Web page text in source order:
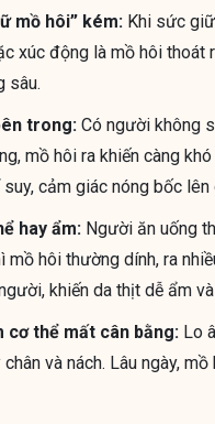
mồ hôi” kém: Khi sức
xúc động là mồ hôi thoát
sâu.
trong: Có người không
mồ hôi ra khiến càng
cảm giác nóng bốc
hay ẩm: Người ăn uống
mồ hôi thường dính, ra
khiến da thịt dễ ẩm
thể mất cân bằng: Lo
và nách. Lâu ngày,